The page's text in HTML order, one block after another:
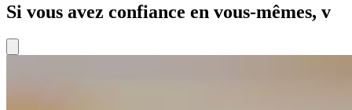
Si vous avez confiance en vous-mêmes, v